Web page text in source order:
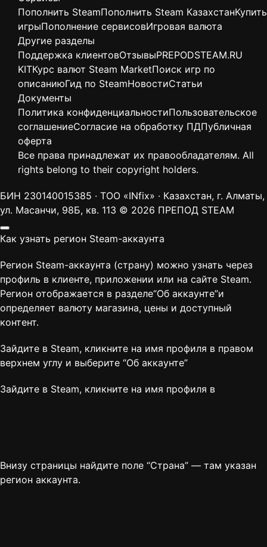
Пополнить SteamПополнить Steam КазахстанКупить
игрыПополнение сервисовИгровая валюта
Другие разделы
Поддержка клиентовОтзывыPREPODSTEAM.RU
KITКурс валют Steam MarketПоиск игр по
описаниюГид по SteamНовостиСтатьи
Документы
Политика конфиденциальностиПользовательское
соглашениеСогласие на обработку ПДПубличная
оферта
Все права принадлежат их правообладателям. All
rights belong to their copyright holders.
БИН 230140015385 · ТОО «INfix» · Казахстан, г. Алматы,
ул. Масанчи, 98Б, кв. 113 © 2026 ПРЕПОД STEAM
Как узнать регион Steam-аккаунта
Регион Steam-аккаунта (страну) можно узнать через
профиль в клиенте, приложении или на сайте Steam.
Регион отображается в разделе“Об аккаунте”и
определяет валюту магазина, цены и доступный
контент.
Зайдите в Steam, кликните на имя профиля в правом
верхнем углу и выберите “Об аккаунте”
Зайдите в Steam, кликните на имя профиля в
Внизу страницы найдите поле “Страна” — там указан
регион аккаунта.